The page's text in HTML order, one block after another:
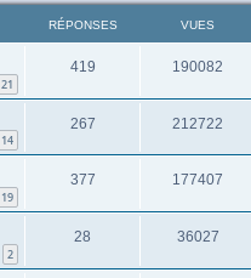
RÉPONSES VUES
21
419 190082
14
267 212722
19
377 177407
2
28 36027